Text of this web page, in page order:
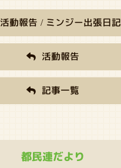
活動報告 / ミンジー出張日記
活動報告
記事一覧
都民連だより